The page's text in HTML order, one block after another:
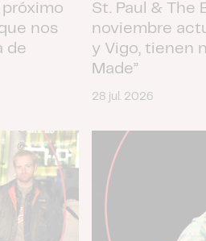
próximo
nos
de
St. Paul & The
noviembre
y Vigo, tienen
Made”
28 jul. 2026